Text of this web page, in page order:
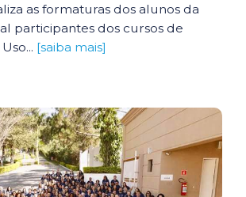
as formaturas dos alunos da
participantes dos cursos de
[saiba mais]